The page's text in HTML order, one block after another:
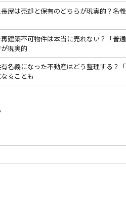
屋は売却と保有のどちらが現実的？名
建築不可物件は本当に売れない？「普
現実的
名義になった不動産はどう整理する？
ることも